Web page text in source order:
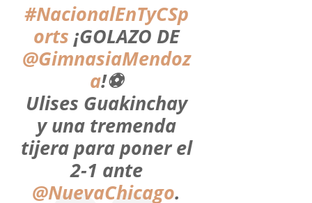
#NacionalEnTyCSp
orts ¡GOLAZO DE
@GimnasiaMendoz
a!⚽️
Ulises Guakinchay
y una tremenda
tijera para poner el
2-1 ante
@NuevaChicago.